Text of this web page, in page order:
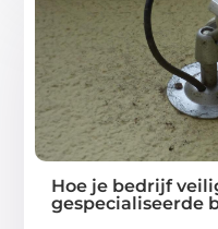
Hoe je bedrijf
gespecialiseerde